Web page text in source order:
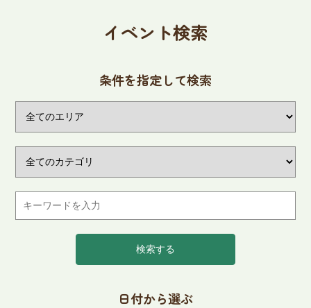
イベント検索
日付から選ぶ
条件を指定して検索
検索する